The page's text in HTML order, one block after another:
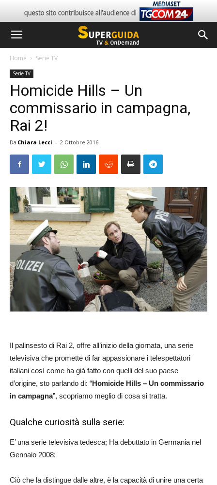
Home Serie TV
Serie TV
Homicide Hills – Un
commissario in campagna,
Rai 2!
Da Chiara Lecci - 2 Ottobre 2016
Il palinsesto di Rai 2, offre all’inizio della giornata, una serie
televisiva che promette di far appassionare i telespettatori
italiani così come ha già fatto con quelli del suo paese
d’origine, sto parlando di: “Homicide Hills – Un commissario
in campagna”, scopriamo meglio di cosa si tratta.
Qualche curiosità sulla serie:
E’ una serie televisiva tedesca; Ha debuttato in Germania nel
Gennaio 2008;
Ciò che la distingue dalle altre, è la capacità di unire una certa